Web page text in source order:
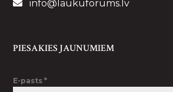
info@laukuforums.lv
PIESAKIES JAUNUMIEM
E-pasts*